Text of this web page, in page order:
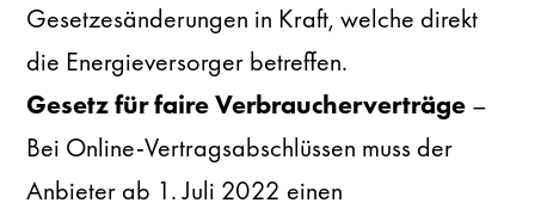
Gesetzesänderungen in Kraft, welche direkt
die Energieversorger betreffen.
Gesetz für faire Verbraucherverträge –
Bei Online-Vertragsabschlüssen muss der
Anbieter ab 1. Juli 2022 einen